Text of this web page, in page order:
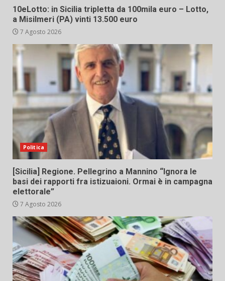
10eLotto: in Sicilia tripletta da 100mila euro – Lotto,
a Misilmeri (PA) vinti 13.500 euro
7 Agosto 2026
Politica
[Sicilia] Regione. Pellegrino a Mannino “Ignora le
basi dei rapporti fra istizuaioni. Ormai è in campagna
elettorale”
7 Agosto 2026